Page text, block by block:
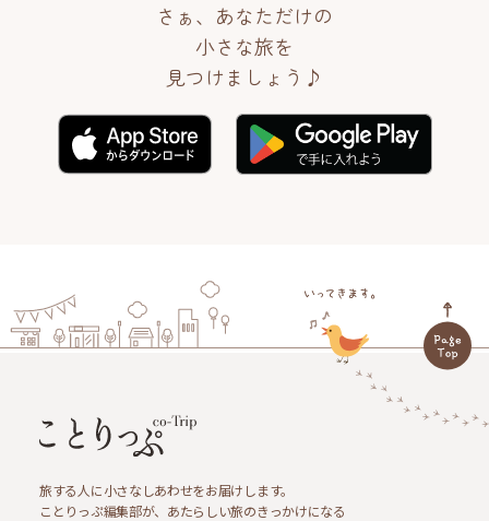
さぁ、あなただけの
小さな旅を
見つけましょう♪
旅する人に小さなしあわせをお届けします。
ことりっぷ編集部が、あたらしい旅のきっかけになる